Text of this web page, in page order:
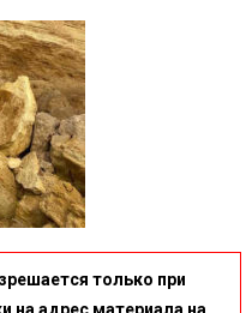
только при
на адрес материала на